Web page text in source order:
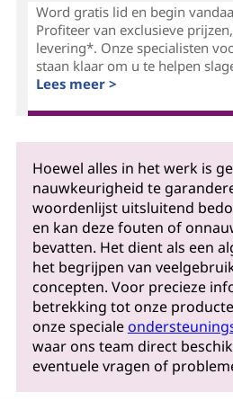
Word gratis lid en begin
Profiteer van exclusieve
levering*. Onze specialisten
staan klaar om u te helpen
Lees meer >
Hoewel alles in het werk is
nauwkeurigheid te
woordenlijst uitsluitend
en kan deze fouten of
bevatten. Het dient als een
het begrijpen van
concepten. Voor precieze
betrekking tot onze
onze speciale
waar ons team direct
eventuele vragen of